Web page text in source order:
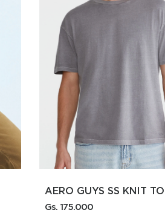
AERO GIRLS
Gs. 135.000